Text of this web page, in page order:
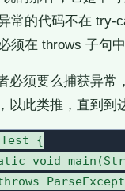
常的代码不在 try-
须在 throws 子句
必须要么捕获异常
以此类推，直到到
{
void